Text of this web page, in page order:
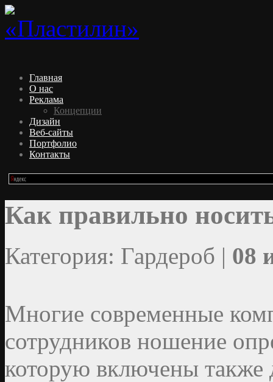
Главная
О нас
Реклама
Концепции
Дизайн
Веб-сайты
Портфолио
Контакты
Как правильно
Категория: Гардероб | 08
Многие современные
сотрудников ношение
которую включены